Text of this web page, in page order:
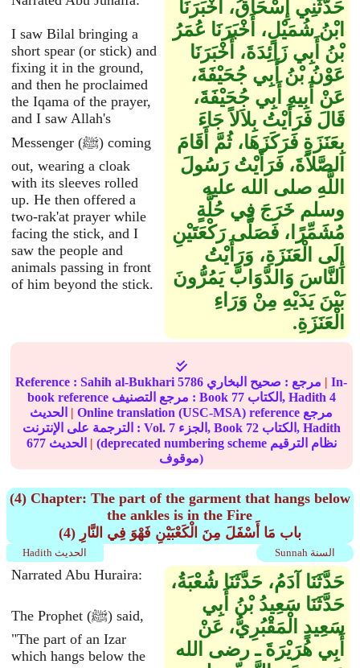
I saw Bilal bringing a
short spear (or stick) and
fixing it in the ground,
and then he proclaimed
the Iqama of the prayer,
and I saw Allah's
Messenger (ﷺ) coming
out, wearing a cloak
with its sleeves rolled
up. He then offered a
two-rak'at prayer while
facing the stick, and I
saw the people and
animals passing in front
of him beyond the stick.
حَدَّثَنِي إِسْحَاقُ، أَخْبَرَنَا
ابْنُ شُمَيْلٍ، أَخْبَرَنَا عُمَرُ
بْنُ أَبِي زَائِدَةَ، أَخْبَرَنَا
عَوْنُ بْنُ أَبِي جُحَيْفَةَ،
عَنْ أَبِيهِ أَبِي جُحَيْفَةَ،
قَالَ فَرَأَيْتُ بِلاَلاً جَاءَ
بِعَنَزَةٍ فَرَكَزَهَا، ثُمَّ أَقَامَ
الصَّلاَةَ، فَرَأَيْتُ رَسُولَ
اللَّهِ صلى الله عليه
وسلم خَرَجَ فِي حُلَّةٍ
مُشَمِّرًا، فَصَلَّى رَكْعَتَيْنِ
إِلَى الْعَنَزَةِ، وَرَأَيْتُ
النَّاسَ وَالدَّوَابَّ يَمُرُّونَ
بَيْنَ يَدَيْهِ مِنْ وَرَاءِ
الْعَنَزَةِ‏.‏
Reference :Sahih al-Bukhari 5786 مرجع : صحيح البخاري | In-
book reference مرجع التصنيف : Book 77 الكتاب, Hadith 4
| Online translation (USC-MSA) reference مرجع
الترجمة على الإنترنت : Vol. 7 الجزء, Book 72
الكتاب, Hadith
677
| (deprecated numbering scheme نظام الترقيم
موقوف)
(4) Chapter: The part of the garment that hangs below
the ankles is in the Fire
(4) باب مَا أَسْفَلَ مِنَ الْكَعْبَيْنِ فَهْوَ فِي النَّارِ
Sunnah السنة Hadith الحديث
Narrated Abu Huraira:
The Prophet (ﷺ) said,
"The part of an Izar
which hangs below the
حَدَّثَنَا آدَمُ، حَدَّثَنَا شُعْبَةُ،
حَدَّثَنَا سَعِيدُ بْنُ أَبِي
سَعِيدٍ الْمَقْبُرِيُّ، عَنْ
أَبِي هُرَيْرَةَ ـ رضى الله